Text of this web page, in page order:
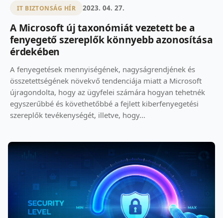
IT BIZTONSÁG HÍR 2023. 04. 27.
A Microsoft új taxonómiát vezetett be a
fenyegető szereplők könnyebb azonosítása
érdekében
A fenyegetések mennyiségének, nagyságrendjének és
összetettségének növekvő tendenciája miatt a Microsoft
újragondolta, hogy az ügyfelei számára hogyan tehetnék
egyszerűbbé és követhetőbbé a fejlett kiberfenyegetési
szereplők tevékenységét, illetve, hogy...